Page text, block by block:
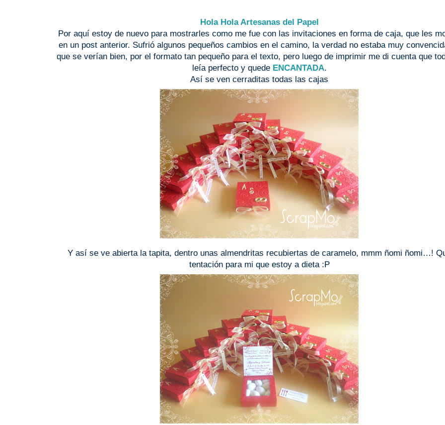
Hola Hola Artesanas del Papel
Por aquí estoy de nuevo para mostrarles como me fue con las invitaciones en forma de caja, que les
en un post anterior. Sufrió algunos pequeños cambios en el camino, la verdad no estaba muy
que se verían bien, por el formato tan pequeño para el texto, pero luego de imprimir me di cuenta que
leía perfecto y quede ENCANTADA.
Así se ven cerraditas todas las cajas
Y así se ve abierta la tapita, dentro unas almendritas recubiertas de caramelo, mmm ñomi ñomi…!
tentación para mi que estoy a dieta :P